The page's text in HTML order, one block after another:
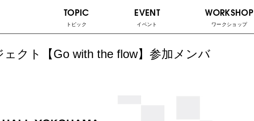
TOPIC
トピック
EVENT
イベント
WORKSHOP
ワークショップ
クト【Go with the flow】参加メンバ